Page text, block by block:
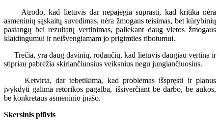
Atrodo, kad lietuvis dar nepajėgia suprasti, kad kritika nėra
asmeninių sąskaitų suvedimas, nėra žmogaus teisimas, bet kūrybinių
pastangų bei rezultatų vertinimas, paliekant daug vietos žmogaus
klaidingumui ir neišvengiamam jo prigimties ribotumui.
Trečia, yra daug davinių, rodančių, kad lietuvis daugiau vertina ir
stipriau pabrėžia skiriančiuosius veiksnius negu jungiančiuosius.
Ketvirta, dar tebetikima, kad problemas išspręsti ir planus
įvykdyti galima retorikos pagalba, išsiverčiant be darbo, be aukos,
be konkretaus asmeninio įnašo.
Skersinis piūvis